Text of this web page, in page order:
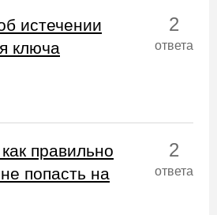
2
ответа
истечении
ключа
2
ответа
правильно
попасть на